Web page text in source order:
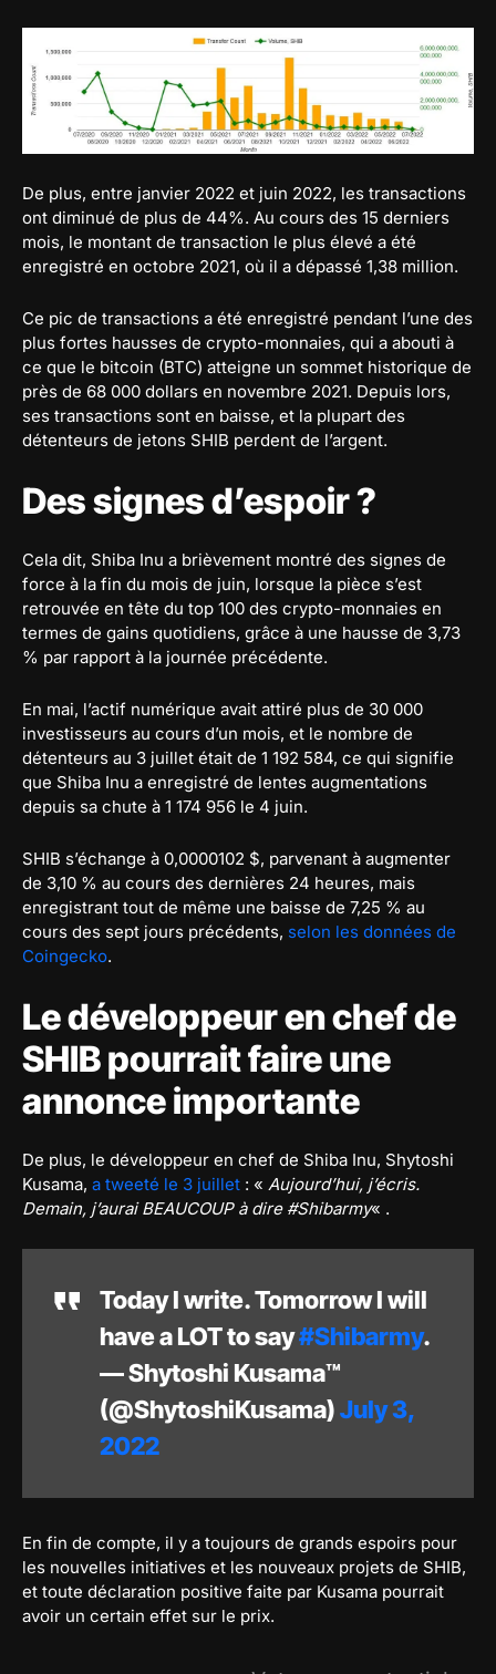
De plus, entre janvier 2022 et juin 2022, les transactions
ont diminué de plus de 44%. Au cours des 15 derniers
mois, le montant de transaction le plus élevé a été
enregistré en octobre 2021, où il a dépassé 1,38 million.
Ce pic de transactions a été enregistré pendant l’une des
plus fortes hausses de crypto-monnaies, qui a abouti à
ce que le bitcoin (BTC) atteigne un sommet historique de
près de 68 000 dollars en novembre 2021. Depuis lors,
ses transactions sont en baisse, et la plupart des
détenteurs de jetons SHIB perdent de l’argent.
Des signes d’espoir ?
Cela dit, Shiba Inu a brièvement montré des signes de
force à la fin du mois de juin, lorsque la pièce s’est
retrouvée en tête du top 100 des crypto-monnaies en
termes de gains quotidiens, grâce à une hausse de 3,73
% par rapport à la journée précédente.
En mai, l’actif numérique avait attiré plus de 30 000
investisseurs au cours d’un mois, et le nombre de
détenteurs au 3 juillet était de 1 192 584, ce qui signifie
que Shiba Inu a enregistré de lentes augmentations
depuis sa chute à 1 174 956 le 4 juin.
SHIB s’échange à 0,0000102 $, parvenant à augmenter
de 3,10 % au cours des dernières 24 heures, mais
enregistrant tout de même une baisse de 7,25 % au
cours des sept jours précédents, selon les données de
Coingecko.
Le développeur en chef de
SHIB pourrait faire une
annonce importante
De plus, le développeur en chef de Shiba Inu, Shytoshi
Kusama, a tweeté le 3 juillet : « Aujourd’hui, j’écris.
Demain, j’aurai BEAUCOUP à dire #Shibarmy« .
Today I write. Tomorrow I will
have a LOT to say#Shibarmy.
— Shytoshi Kusama™
(@ShytoshiKusama)July 3,
2022
En fin de compte, il y a toujours de grands espoirs pour
les nouvelles initiatives et les nouveaux projets de SHIB,
et toute déclaration positive faite par Kusama pourrait
avoir un certain effet sur le prix.